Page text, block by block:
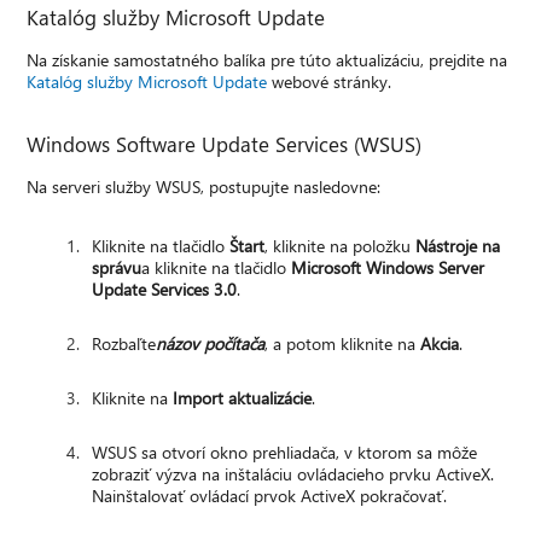
Katalóg služby Microsoft Update
Na získanie samostatného balíka pre túto aktualizáciu, prejdite na
Katalóg služby Microsoft Update webové stránky.
Windows Software Update Services (WSUS)
Na serveri služby WSUS, postupujte nasledovne:
Kliknite na tlačidloŠtart, kliknite na položku Nástroje na
správua kliknite na tlačidlo Microsoft Windows Server
Update Services 3.0.
Rozbaľtenázov počítača, a potom kliknite naAkcia.
Kliknite na Import aktualizácie.
WSUS sa otvorí okno prehliadača, v ktorom sa môže
zobraziť výzva na inštaláciu ovládacieho prvku ActiveX.
Nainštalovať ovládací prvok ActiveX pokračovať.